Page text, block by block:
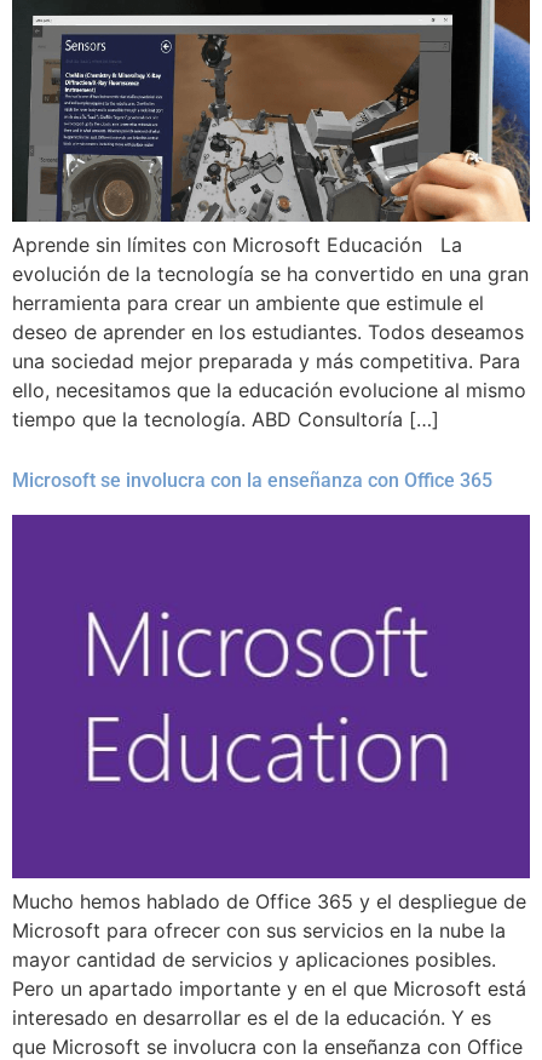
Aprende sin límites con Microsoft Educación La
evolución de la tecnología se ha convertido en una gran
herramienta para crear un ambiente que estimule el
deseo de aprender en los estudiantes. Todos deseamos
una sociedad mejor preparada y más competitiva. Para
ello, necesitamos que la educación evolucione al mismo
tiempo que la tecnología. ABD Consultoría […]
Microsoft se involucra con la enseñanza con Office 365
Mucho hemos hablado de Office 365 y el despliegue de
Microsoft para ofrecer con sus servicios en la nube la
mayor cantidad de servicios y aplicaciones posibles.
Pero un apartado importante y en el que Microsoft está
interesado en desarrollar es el de la educación. Y es
que Microsoft se involucra con la enseñanza con Office